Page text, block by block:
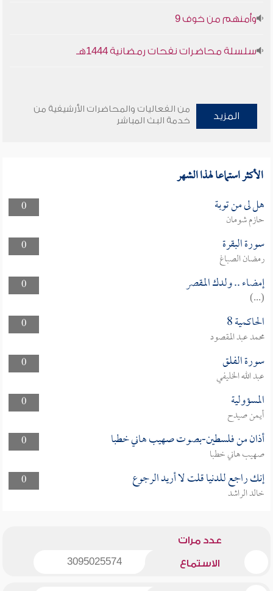
وأمنهم من خوف 9
سلسلة محاضرات نفحات رمضانية 1444هـ
المزيد
من الفعاليات والمحاضرات الأرشيفية من
خدمة البث المباشر
الأكثر استماعا لهذا الشهر
0 هل لى من توبة
حازم شومان
0
سورة البقرة
رمضان الصباغ
0
إمضاء .. ولدك المقصر
(...)
0
الحاكمية 8
محمد عبد المقصود
0
سورة الفلق
عبد الله الخليفي
0
المسؤولية
أيمن صيدح
0
أذان من فلسطين-بصوت صهيب هاني خطبا
صهيب هاني خطبا
0
إنك راجع للدنيا قلت لا أريد الرجوع
خالد الراشد
عدد مرات
الاستماع 3095025574